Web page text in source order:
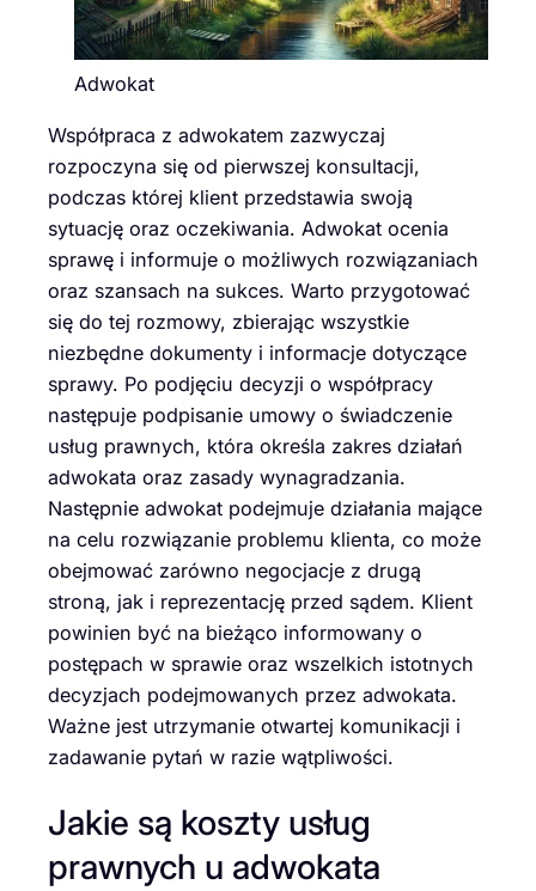
Adwokat
Współpraca z adwokatem zazwyczaj
rozpoczyna się od pierwszej konsultacji,
podczas której klient przedstawia swoją
sytuację oraz oczekiwania. Adwokat ocenia
sprawę i informuje o możliwych rozwiązaniach
oraz szansach na sukces. Warto przygotować
się do tej rozmowy, zbierając wszystkie
niezbędne dokumenty i informacje dotyczące
sprawy. Po podjęciu decyzji o współpracy
następuje podpisanie umowy o świadczenie
usług prawnych, która określa zakres działań
adwokata oraz zasady wynagradzania.
Następnie adwokat podejmuje działania mające
na celu rozwiązanie problemu klienta, co może
obejmować zarówno negocjacje z drugą
stroną, jak i reprezentację przed sądem. Klient
powinien być na bieżąco informowany o
postępach w sprawie oraz wszelkich istotnych
decyzjach podejmowanych przez adwokata.
Ważne jest utrzymanie otwartej komunikacji i
zadawanie pytań w razie wątpliwości.
Jakie są koszty usług
prawnych u adwokata